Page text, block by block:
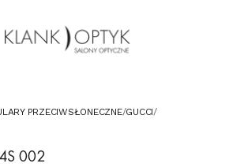
OKULARY DLA DZIECI
KONTAKT
WIZYTĘ W SALONIE
PRZECIWSŁONECZNE/GUCCI/
002